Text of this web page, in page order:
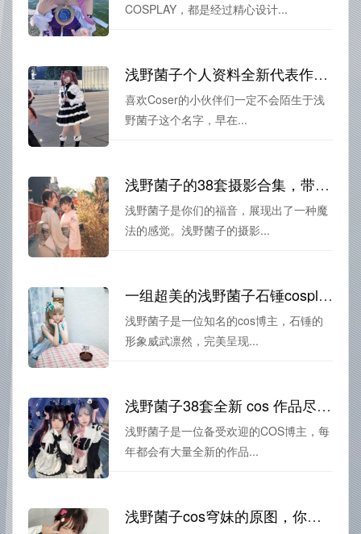
COSPLAY，都是经过精心设计...
浅野菌子个人资料全新代表作品发布，大家瞩目
喜欢Coser的小伙伴们一定不会陌生于浅
野菌子这个名字，早在...
浅野菌子的38套摄影合集，带来不同的美丽风景。
浅野菌子是你们的福音，展现出了一种魔
法的感觉。浅野菌子的摄影...
一组超美的浅野菌子石锤cosplay图片，展现出她的绝对实力。
浅野菌子是一位知名的cos博主，石锤的
形象威武凛然，完美呈现...
浅野菌子38套全新 cos 作品尽览，车马带路美图惊艳。
浅野菌子是一位备受欢迎的COS博主，每
年都会有大量全新的作品...
浅野菌子cos穹妹的原图，你想看哪张？